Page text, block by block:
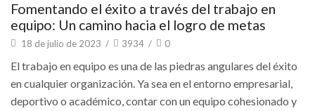
Fomentando el éxito a través del trabajo en
equipo: Un camino hacia el logro de metas
18 de julio de 2023 / 3934 / 0
El trabajo en equipo es una de las piedras angulares del éxito
en cualquier organización. Ya sea en el entorno empresarial,
deportivo o académico, contar con un equipo cohesionado y